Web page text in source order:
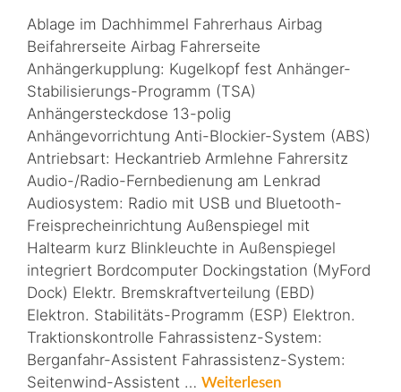
Ablage im Dachhimmel Fahrerhaus Airbag
Beifahrerseite Airbag Fahrerseite
Anhängerkupplung: Kugelkopf fest Anhänger-
Stabilisierungs-Programm (TSA)
Anhängersteckdose 13-polig
Anhängevorrichtung Anti-Blockier-System (ABS)
Antriebsart: Heckantrieb Armlehne Fahrersitz
Audio-/Radio-Fernbedienung am Lenkrad
Audiosystem: Radio mit USB und Bluetooth-
Freisprecheinrichtung Außenspiegel mit
Haltearm kurz Blinkleuchte in Außenspiegel
integriert Bordcomputer Dockingstation (MyFord
Dock) Elektr. Bremskraftverteilung (EBD)
Elektron. Stabilitäts-Programm (ESP) Elektron.
Traktionskontrolle Fahrassistenz-System:
Berganfahr-Assistent Fahrassistenz-System:
Seitenwind-Assistent … Weiterlesen